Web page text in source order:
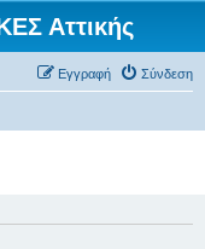
Αττικής
Σύνδεση
Εγγραφή